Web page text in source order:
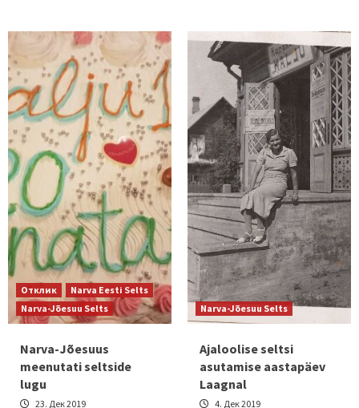
Отклик
Narva Eesti Selts
Narva-Jõesuu Selts
Narva-Jõesuus
meenutati seltside
lugu
23. Дек 2019
Narva-Jõesuu Selts
Ajaloolise seltsi
asutamise aastapäev
Laagnal
4. Дек 2019